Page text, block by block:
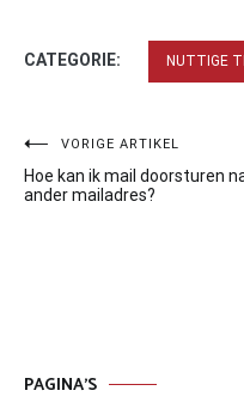
CATEGORIE: NUTTIGE
Bericht
navigatie
VORIGE ARTIKEL
Hoe kan ik mail doorsturen
ander mailadres?
PAGINA’S